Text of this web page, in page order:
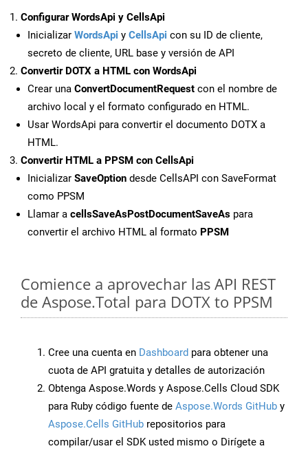
Configurar WordsApi y CellsApi
Inicializar WordsApi y CellsApi con su ID de cliente,
secreto de cliente, URL base y versión de API
Convertir DOTX a HTML con WordsApi
Crear una ConvertDocumentRequest con el nombre de
archivo local y el formato configurado en HTML.
Usar WordsApi para convertir el documento DOTX a
HTML.
Convertir HTML a PPSM con CellsApi
Inicializar SaveOption desde CellsAPI con SaveFormat
como PPSM
Llamar a cellsSaveAsPostDocumentSaveAs para
convertir el archivo HTML al formato PPSM
Comience a aprovechar las API REST
de Aspose.Total para DOTX to PPSM
Cree una cuenta en Dashboard para obtener una
cuota de API gratuita y detalles de autorización
Obtenga Aspose.Words y Aspose.Cells Cloud SDK
para Ruby código fuente de Aspose.Words GitHub y
Aspose.Cells GitHub repositorios para
compilar/usar el SDK usted mismo o Dirígete a